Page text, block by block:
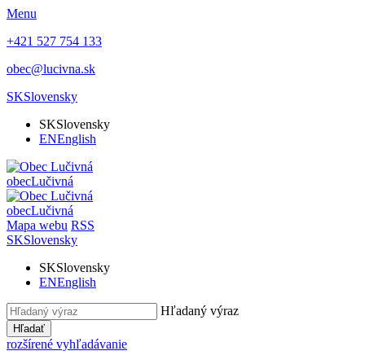
Menu
+421 527 754 133
obec@lucivna.sk
SKSlovensky
SKSlovensky
ENEnglish
obecLučivná
obecLučivná
Mapa webu RSS
SKSlovensky
SKSlovensky
ENEnglish
Hľadaný výraz
Hľadať
rozšírené vyhľadávanie